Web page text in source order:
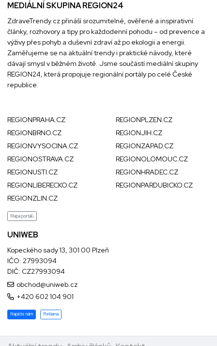
MEDIÁLNÍ SKUPINA REGION24
ZdraveTrendy.cz přináší srozumitelné, ověřené a inspirativní
články, rozhovory a tipy pro každodenní pohodu – od prevence a
výživy přes pohyb a duševní zdraví až po ekologii a energii.
Zaměřujeme se na aktuální trendy i praktické návody, které
dávají smysl v běžném životě. Jsme součástí mediální skupiny
REGION24, která propojuje regionální portály po celé České
republice.
REGIONPRAHA.CZ
REGIONPLZEN.CZ
REGIONBRNO.CZ
REGIONJIH.CZ
REGIONVYSOCINA.CZ
REGIONZAPAD.CZ
REGIONOSTRAVA.CZ
REGIONOLOMOUC.CZ
REGIONUSTI.CZ
REGIONHRADEC.CZ
REGIONLIBERECKO.CZ
REGIONPARDUBICKO.CZ
REGIONZLIN.CZ
Mapa portálů
UNIWEB
Kopeckého sady 13, 301 00 Plzeň
IČO: 27993094
DIČ: CZ27993094
obchod@uniweb.cz
+420 602 104 901
Napište nám Reklama